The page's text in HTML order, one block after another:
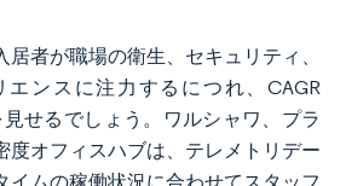
者が職場の衛生、セキュリティ、
ンスに注力するにつれ、CAGR
せるでしょう。ワルシャワ、プラ
度オフィスハブは、テレメトリデー